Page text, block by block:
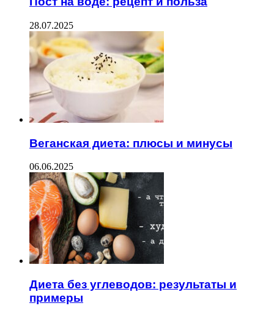
28.07.2025
Веганская диета: плюсы и минусы
06.06.2025
Диета без углеводов: результаты и
примеры